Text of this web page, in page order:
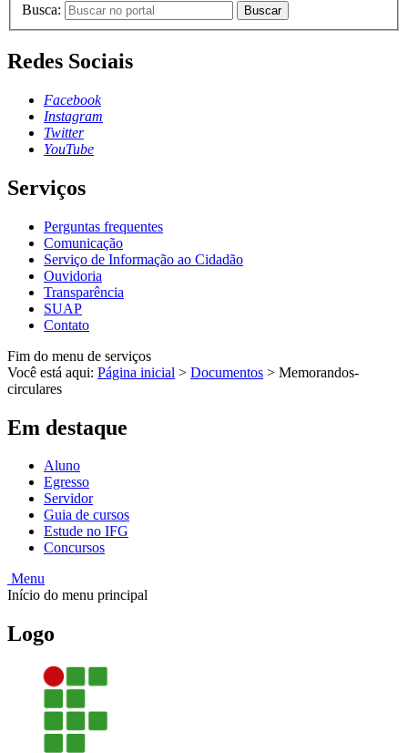
Busca: Buscar
Redes Sociais
Facebook
Instagram
Twitter
YouTube
Serviços
Perguntas frequentes
Comunicação
Serviço de Informação ao Cidadão
Ouvidoria
Transparência
SUAP
Contato
Fim do menu de serviços
Você está aqui: Página inicial > Documentos > Memorandos-
circulares
Em destaque
Aluno
Egresso
Servidor
Guia de cursos
Estude no IFG
Concursos
Menu
Início do menu principal
Logo